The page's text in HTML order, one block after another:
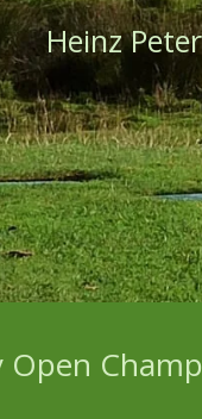
Heinz
Open